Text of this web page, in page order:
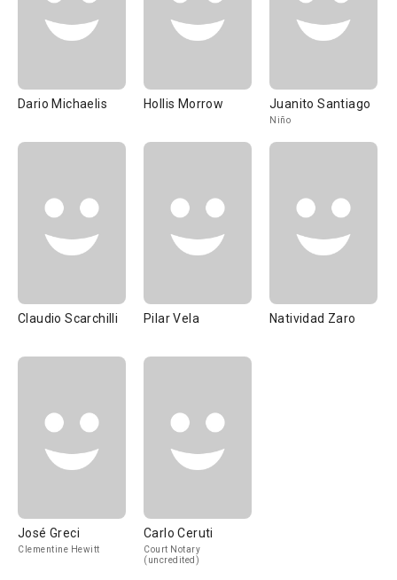
Dario Michaelis Hollis Morrow Juanito Santiago
Niño
Claudio Scarchilli Pilar Vela Natividad Zaro
José Greci
Clementine Hewitt
Carlo Ceruti
Court Notary
(uncredited)